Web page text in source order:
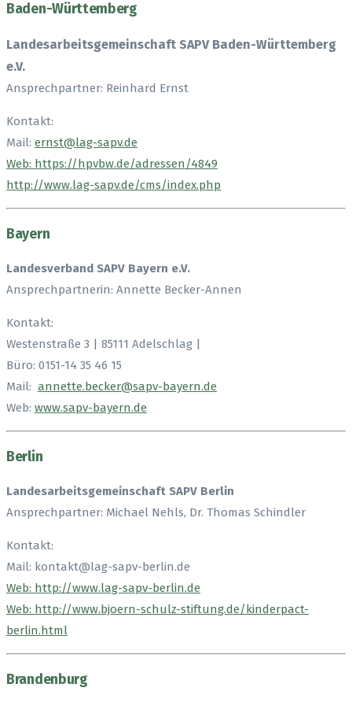
Baden-Württemberg
Landesarbeitsgemeinschaft SAPV Baden-Württemberg
e.V.
Ansprechpartner: Reinhard Ernst
Kontakt:
Mail: ernst@lag-sapv.de
Web: https://hpvbw.de/adressen/4849
http://www.lag-sapv.de/cms/index.php
Bayern
Landesverband SAPV Bayern e.V.
Ansprechpartnerin: Annette Becker-Annen
Kontakt:
Westenstraße 3 | 85111 Adelschlag |
Büro: 0151-14 35 46 15
Mail: annette.becker@sapv-bayern.de
Web: www.sapv-bayern.de
Berlin
Landesarbeitsgemeinschaft SAPV Berlin
Ansprechpartner: Michael Nehls, Dr. Thomas Schindler
Kontakt:
Mail: kontakt@lag-sapv-berlin.de
Web: http://www.lag-sapv-berlin.de
Web: http://www.bjoern-schulz-stiftung.de/kinderpact-
berlin.html
Brandenburg